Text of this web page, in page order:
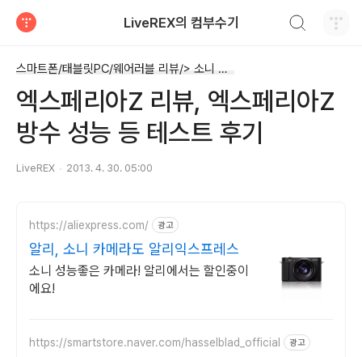
LiveREX의 컴부수기
스마트폰/태블릿PC/웨어러블 리뷰/> 소니 엑스페리아Z
엑스페리아Z 리뷰, 엑스페리아Z
방수 성능 등 테스트 후기
LiveREX 2013. 4. 30. 05:00
https://aliexpress.com/ 광고
알리, 소니 카메라도 알리익스프레스
소니 성능좋은 카메라! 알리에서는 할인중이
에요!
https://smartstore.naver.com/hasselblad_official 광고